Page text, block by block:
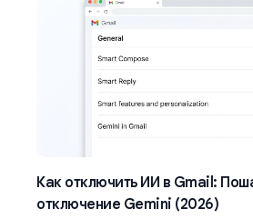
Как отключить ИИ в Gmail:
отключение Gemini (2026)